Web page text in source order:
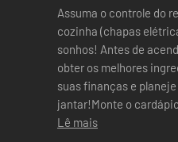
Assuma o controle do
cozinha (chapas
sonhos! Antes de
obter os melhores
suas finanças e
jantar!Monte o
Lê mais